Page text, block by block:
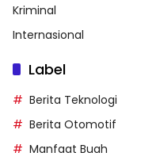
Kriminal
Internasional
Label
Berita Teknologi
Berita Otomotif
Manfaat Buah